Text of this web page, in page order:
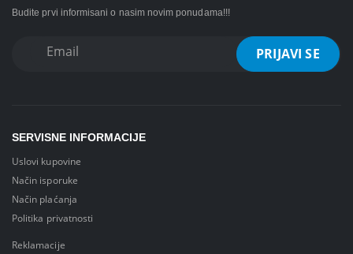
Budite prvi informisani o nasim novim ponudama!!!
SERVISNE INFORMACIJE
Uslovi kupovine
Način isporuke
Način plaćanja
Politika privatnosti
Reklamacije